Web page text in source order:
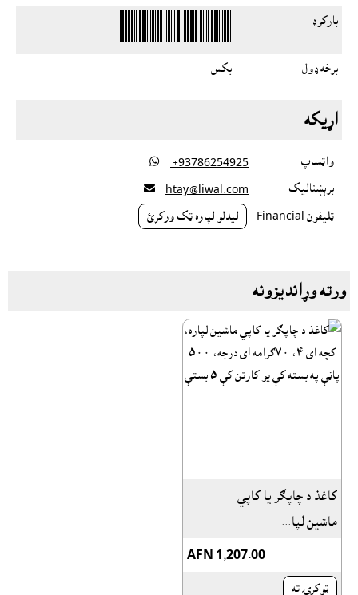
بارکوډ
برخه ډول بکس
اړيکه
واټساپ ‎ +93786254925

برېښناليک htay@liwal.com

ټليفون Financial ليدلو لپاره ټک ورکړئ
ورته وړانديزونه
کاغذ د چاپګر يا کاپي
ماشين لپا...
AFN 1,207.00
ټوکرۍ ته